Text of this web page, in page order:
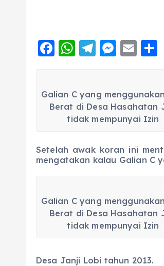
F
e
b
o
k
W
ts
A
p
T
g
r
m
M
e
n
er
E
l
Galian C yang
Berat di Desa Hasahatan
tidak mempunyai Izin
Setelah awak koran ini
mengatakan kalau Galian C
Galian C yang
Berat di Desa Hasahatan
tidak mempunyai Izin
Desa Janji Lobi tahun 2013.